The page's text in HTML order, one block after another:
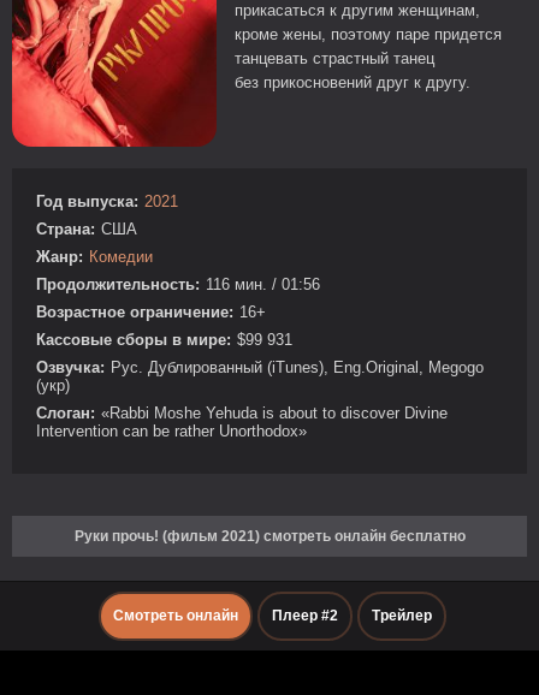
прикасаться к другим женщинам,
кроме жены, поэтому паре придется
танцевать страстный танец
без прикосновений друг к другу.
Год выпуска: 2021
Страна: США
Жанр: Комедии
Продолжительность: 116 мин. / 01:56
Возрастное ограничение: 16+
Кассовые сборы в мире: $99 931
Озвучка: Рус. Дублированный (iTunes), Eng.Original, Megogo
(укр)
Слоган: «Rabbi Moshe Yehuda is about to discover Divine
Intervention can be rather Unorthodox»
Руки прочь! (фильм 2021) смотреть онлайн бесплатно
Смотреть онлайн Плеер #2 Трейлер